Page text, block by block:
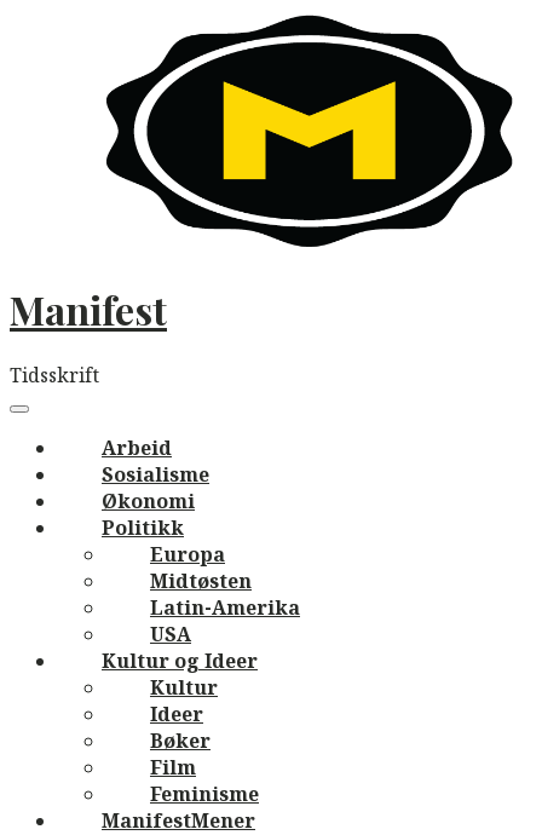
Manifest
Tidsskrift
navigation
Menu
Arbeid
Sosialisme
Økonomi
Politikk
Europa
Midtøsten
Latin-Amerika
USA
Kultur og Ideer
Kultur
Ideer
Bøker
Film
Feminisme
ManifestMener